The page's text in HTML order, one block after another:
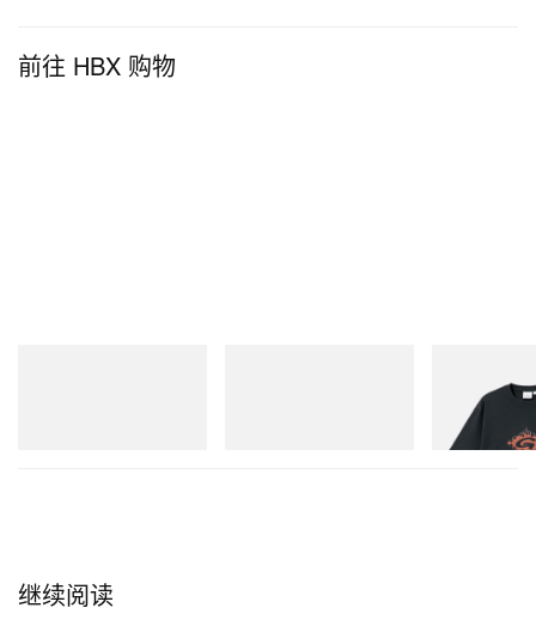
前往 HBX 购物
Flame Tee
立刻购入
继续阅读